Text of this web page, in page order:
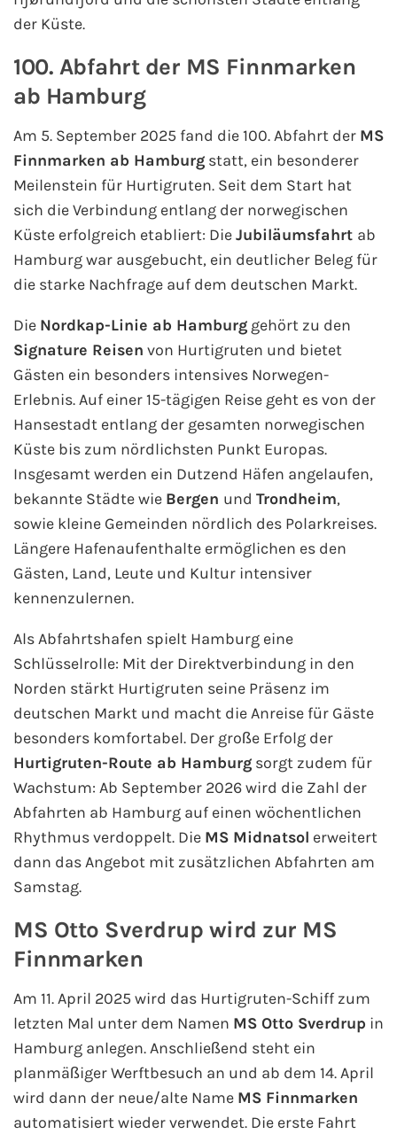
Fähre buchen
Color Line
DFDS Seaways
Finnlines
Scandlines
Stena Line
Fähre nach Dänemark
Fähre nach Norwegen
Fähre nach Schweden
Fähre nach Finnland
Fähre nach England
Fähre nach Litauen
Fähre nach Lettland
Wissenswertes
Kreuzfahrt-Newsletter
Kreuzfahrt-Kalender
Kreuzfahrt-Bücher
Kreuzfahrt gewinnen
Kreuzfahrt-Quiz
Reiseversicherungen
Flug buchen
Kreuzfahrt-Themen
Kreuzfahrt buchen
der Küste.
100. Abfahrt der MS Finnmarken
ab Hamburg
Am 5. September 2025 fand die 100. Abfahrt der MS
Finnmarken ab Hamburg statt, ein besonderer
Meilenstein für Hurtigruten. Seit dem Start hat
sich die Verbindung entlang der norwegischen
Küste erfolgreich etabliert: DieJubiläumsfahrt ab
Hamburg war ausgebucht, ein deutlicher Beleg für
die starke Nachfrage auf dem deutschen Markt.
Die Nordkap-Linie ab Hamburg gehört zu den
Signature Reisen von Hurtigruten und bietet
Gästen ein besonders intensives Norwegen-
Erlebnis. Auf einer 15-tägigen Reise geht es von der
Hansestadt entlang der gesamten norwegischen
Küste bis zum nördlichsten Punkt Europas.
Insgesamt werden ein Dutzend Häfen angelaufen,
bekannte Städte wie Bergen und Trondheim,
sowie kleine Gemeinden nördlich des Polarkreises.
Längere Hafenaufenthalte ermöglichen es den
Gästen, Land, Leute und Kultur intensiver
kennenzulernen.
Als Abfahrtshafen spielt Hamburg eine
Schlüsselrolle: Mit der Direktverbindung in den
Norden stärkt Hurtigruten seine Präsenz im
deutschen Markt und macht die Anreise für Gäste
besonders komfortabel. Der große Erfolg der
Hurtigruten-Route ab Hamburg sorgt zudem für
Wachstum: Ab September 2026 wird die Zahl der
Abfahrten ab Hamburg auf einen wöchentlichen
Rhythmus verdoppelt. Die MS Midnatsol erweitert
dann das Angebot mit zusätzlichen Abfahrten am
Samstag.
MS Otto Sverdrup wird zur MS
Finnmarken
Am 11. April 2025 wird das Hurtigruten-Schiff zum
letzten Mal unter dem Namen MS Otto Sverdrup in
Hamburg anlegen. Anschließend steht ein
planmäßiger Werftbesuch an und ab dem 14. April
wird dann der neue/alte Name MS Finnmarken
automatisiert wieder verwendet. Die erste Fahrt